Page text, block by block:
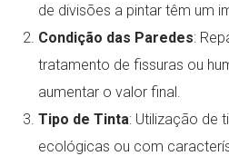
de divisões a pintar têm um
Condição das Paredes:
tratamento de fissuras ou
aumentar o valor final.
Tipo de Tinta: Utilização de
ecológicas ou com